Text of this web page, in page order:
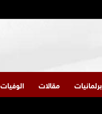
برلمانيات مقالات الوفيات